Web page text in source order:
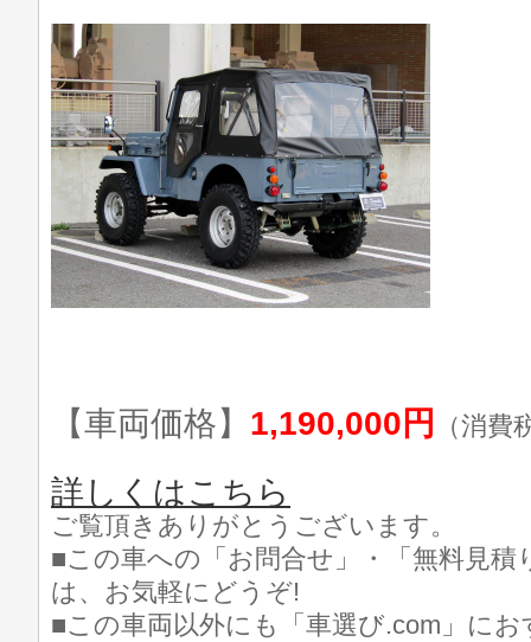
【車両価格】 1,190,000円 （消費
詳しくはこちら
ご覧頂きありがとうございます。
■この車への「お問合せ」・「無料見積
は、お気軽にどうぞ!
■この車両以外にも「車選び.com」に